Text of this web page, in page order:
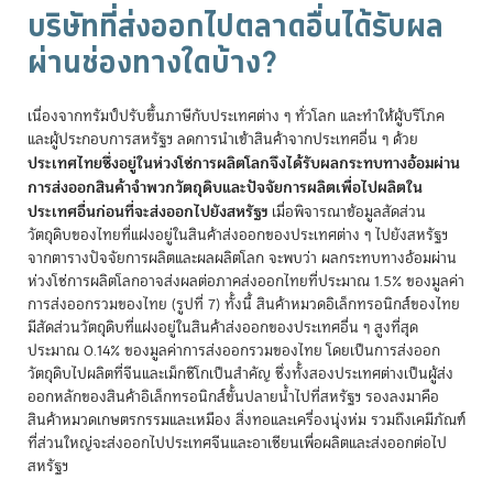
บริษัทที่ส่งออกไปตลาดอื่นได้รับผล
ผ่านช่องทางใดบ้าง?
เนื่องจากทรัมป์ปรับขึ้นภาษีกับประเทศต่าง ๆ ทั่วโลก และทำให้ผู้บริโภค
และผู้ประกอบการสหรัฐฯ ลดการนำเข้าสินค้าจากประเทศอื่น ๆ ด้วย
ประเทศไทยซึ่งอยู่ในห่วงโซ่การผลิตโลกจึงได้รับผลกระทบทางอ้อมผ่าน
การส่งออกสินค้าจำพวกวัตถุดิบและปัจจัยการผลิตเพื่อไปผลิตใน
ประเทศอื่นก่อนที่จะส่งออกไปยังสหรัฐฯ เมื่อพิจารณาข้อมูลสัดส่วน
วัตถุดิบของไทยที่แฝงอยู่ในสินค้าส่งออกของประเทศต่าง ๆ ไปยังสหรัฐฯ
จากตารางปัจจัยการผลิตและผลผลิตโลก จะพบว่า ผลกระทบทางอ้อมผ่าน
ห่วงโซ่การผลิตโลกอาจส่งผลต่อภาคส่งออกไทยที่ประมาณ 1.5% ของมูลค่า
การส่งออกรวมของไทย (รูปที่ 7) ทั้งนี้ สินค้าหมวดอิเล็กทรอนิกส์ของไทย
มีสัดส่วนวัตถุดิบที่แฝงอยู่ในสินค้าส่งออกของประเทศอื่น ๆ สูงที่สุด
ประมาณ 0.14% ของมูลค่าการส่งออกรวมของไทย โดยเป็นการส่งออก
วัตถุดิบไปผลิตที่จีนและเม็กซิโกเป็นสำคัญ ซึ่งทั้งสองประเทศต่างเป็นผู้ส่ง
ออกหลักของสินค้าอิเล็กทรอนิกส์ขั้นปลายน้ำไปที่สหรัฐฯ รองลงมาคือ
สินค้าหมวดเกษตรกรรมและเหมือง สิ่งทอและเครื่องนุ่งห่ม รวมถึงเคมีภัณฑ์
ที่ส่วนใหญ่จะส่งออกไปประเทศจีนและอาเซียนเพื่อผลิตและส่งออกต่อไป
สหรัฐฯ